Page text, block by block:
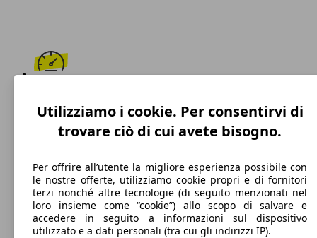
Benzina
Carburante
Utilizziamo i cookie. Per consentirvi di
trovare ciò di cui avete bisogno.
Per offrire all’utente la migliore esperienza possibile con
le nostre offerte, utilizziamo cookie propri e di fornitori
terzi nonché altre tecnologie (di seguito menzionati nel
loro insieme come “cookie”) allo scopo di salvare e
accedere in seguito a informazioni sul dispositivo
utilizzato e a dati personali (tra cui gli indirizzi IP).